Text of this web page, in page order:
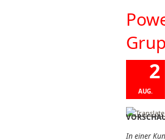
2
AUG.
In einer